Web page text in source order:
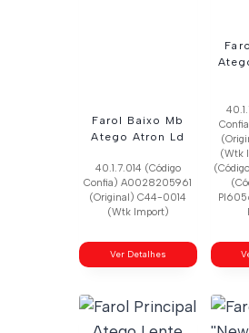
Farol Baixo Mb
Atego Atron Ld
40.1.7.014 (Código
Confia) A0028205961
(Original) C44-0014
(Wtk Import)
Ver Detalhes
(Wtk